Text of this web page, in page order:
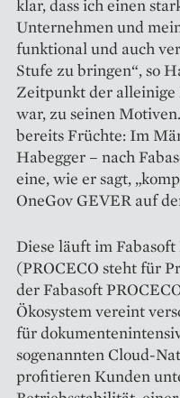
klar, dass ich einen
Unternehmen und
funktional und auch
Stufe zu bringen“, so
Zeitpunkt der
war, zu seinen
bereits ­Früchte: Im
Habegger – nach
eine, wie er sagt,
OneGov GEVER auf
Diese läuft im Fabasoft
(PROCECO steht für
der Fabasoft
Ökosystem vereint
für
sogenannten Cloud-
profitieren Kunden